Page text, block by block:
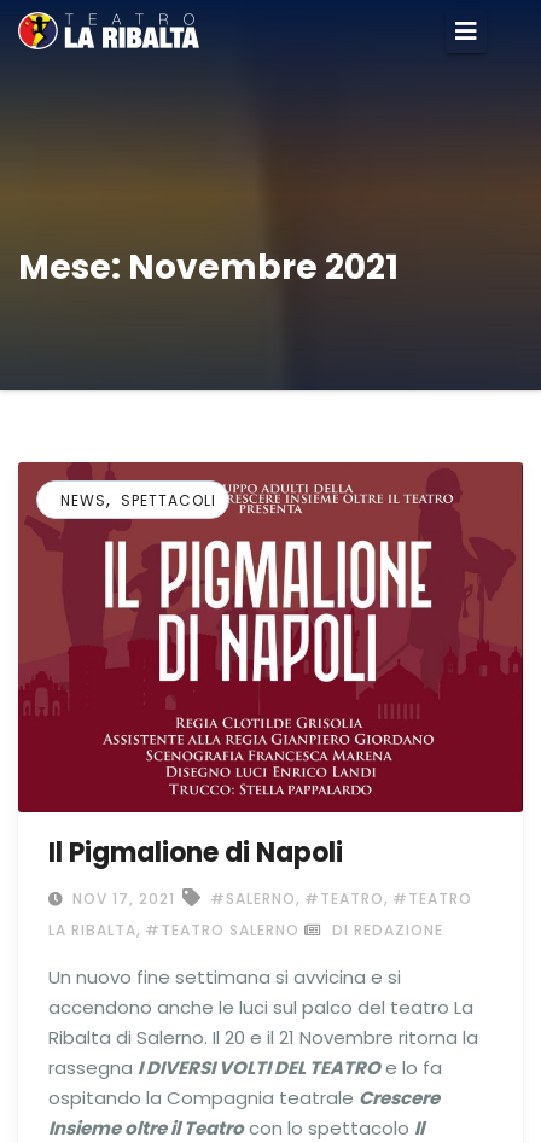
Mese: Novembre 2021
NEWS, SPETTACOLI
Il Pigmalione di Napoli
NOV 17, 2021 #SALERNO, #TEATRO, #TEATRO
LA RIBALTA, #TEATRO SALERNO DI REDAZIONE
Un nuovo fine settimana si avvicina e si
accendono anche le luci sul palco del teatro La
Ribalta di Salerno. Il 20 e il 21 Novembre ritorna la
rassegna I DIVERSI VOLTI DEL TEATROe lo fa
ospitando la Compagnia teatrale Crescere
Insieme oltre il Teatrocon lo spettacolo Il